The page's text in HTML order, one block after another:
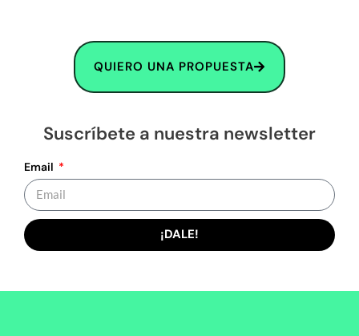
QUIERO UNA PROPUESTA
Suscríbete a nuestra newsletter
Email
¡DALE!